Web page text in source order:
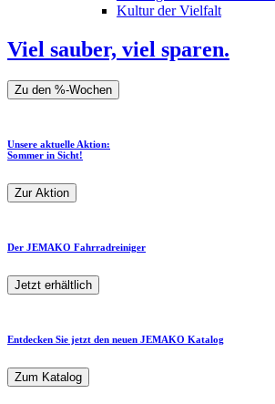
Kultur der Vielfalt
Viel sauber, viel sparen.
Zu den %-Wochen
Unsere aktuelle Aktion:
Sommer in Sicht!
Zur Aktion
Der JEMAKO Fahrradreiniger
Jetzt erhältlich
Entdecken Sie jetzt den neuen JEMAKO Katalog
Zum Katalog